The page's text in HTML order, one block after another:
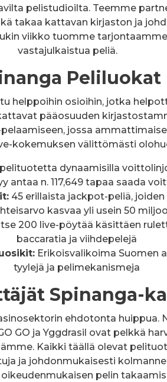
pelistudioilta. Teemme
takaa kattavan kirjaston ja
viikko tuomme
vastajulkaistua peliä.
Peliluokat
helppoihin osioihin, jotka
pääosuuden
jossa
kokemuksen välittömästi
dynaamisilla
antaa n. 117,649 tapaa saada
45 erillaista jackpot-peliä,
kasvaa yli usein 50
200 live-pöytää käsittäen
baccaratia ja viihdepelejä
Erikoisvalikoima Suomen
tyylejä ja pelimekanismeja
Spinanga-
ehdotonta huippua.
GO ja Yggdrasil ovat pelkkä
Kaikki täällä olevat
ja johdonmukaisesti
pelin